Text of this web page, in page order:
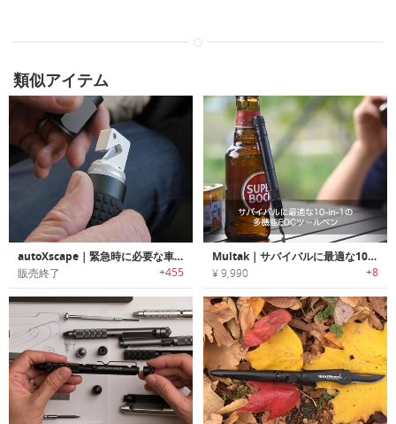
類似アイテム
autoXscape｜緊急時に必要な車内脱出ツール搭載フラッシュライト「オートエスケープ」
販売終了 +455
Multak｜サバイバルに最適な10-in-1の多機能EDCツールペン「マルタク」
¥ 9,990 +8